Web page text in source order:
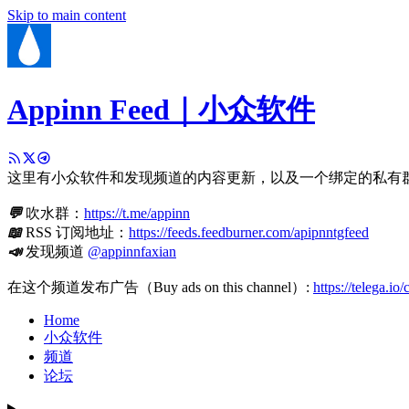
Skip to main content
Appinn Feed｜小众软件
这里有小众软件和发现频道的内容更新，以及一个绑定的私有
💬吹水群： https://t.me/appinn
📖RSS 订阅地址： https://feeds.feedburner.com/apipnntgfeed
📣发现频道 @appinnfaxian
在这个频道发布广告（Buy ads on this channel）: https://telega.io/
Home
小众软件
频道
论坛